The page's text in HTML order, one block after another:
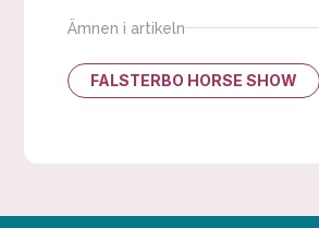
Ämnen i artikeln
FALSTERBO HORSE SHOW